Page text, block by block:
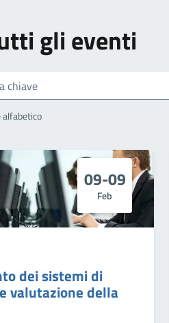
gli eventi
09-09
Feb
dei sistemi di
valutazione della